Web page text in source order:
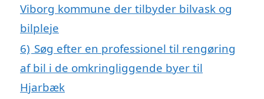
Viborg kommune der tilbyder bilvask og
bilpleje
6) Søg efter en professionel til rengøring
af bil i de omkringliggende byer til
Hjarbæk